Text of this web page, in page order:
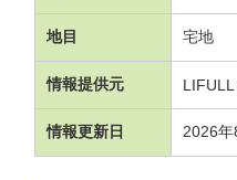
地目 宅地
情報提供元
情報更新日 2026年